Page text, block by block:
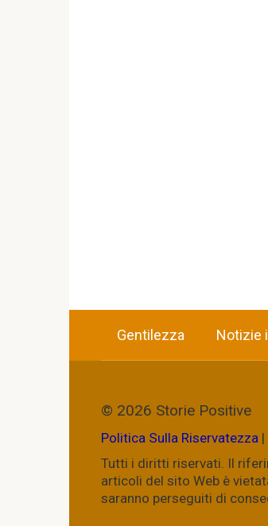
Gentilezza Notizie
© 2026 Storie Positive
Politica Sulla Riservatezza |
Tutti i diritti riservati. Il
articoli del sito Web è
saranno perseguiti di